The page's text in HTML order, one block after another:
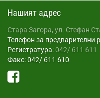
Нашият адрес
Стара Загора, ул. Стефан
Телефон за предварителни
Регистратура:042/ 611 611
Факс: 042/ 611 610